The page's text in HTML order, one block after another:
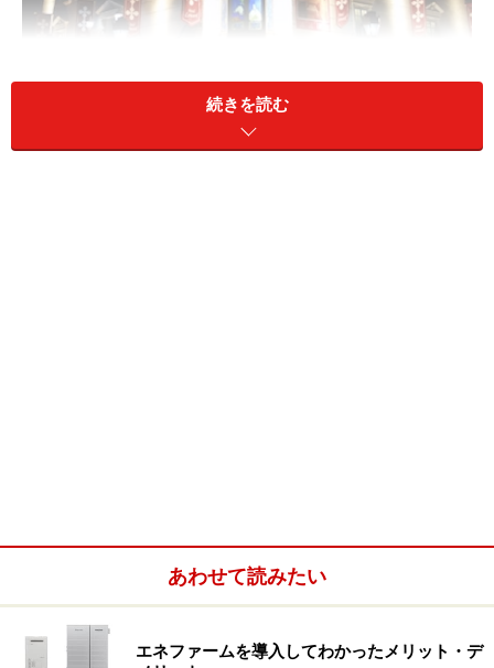
そのときになって初めて、それがラブホテルではなく分
譲マンションであり、屋上に据えつけられた巨大看板は
それでも地方都市や郊外などでは、まだそのようなマン
だ完成したばかりのようで、「好評分譲中」の横断幕が
かかっていました。
続きを読む
あわせて読みたい
エネファームを導入してわかったメリット・デ